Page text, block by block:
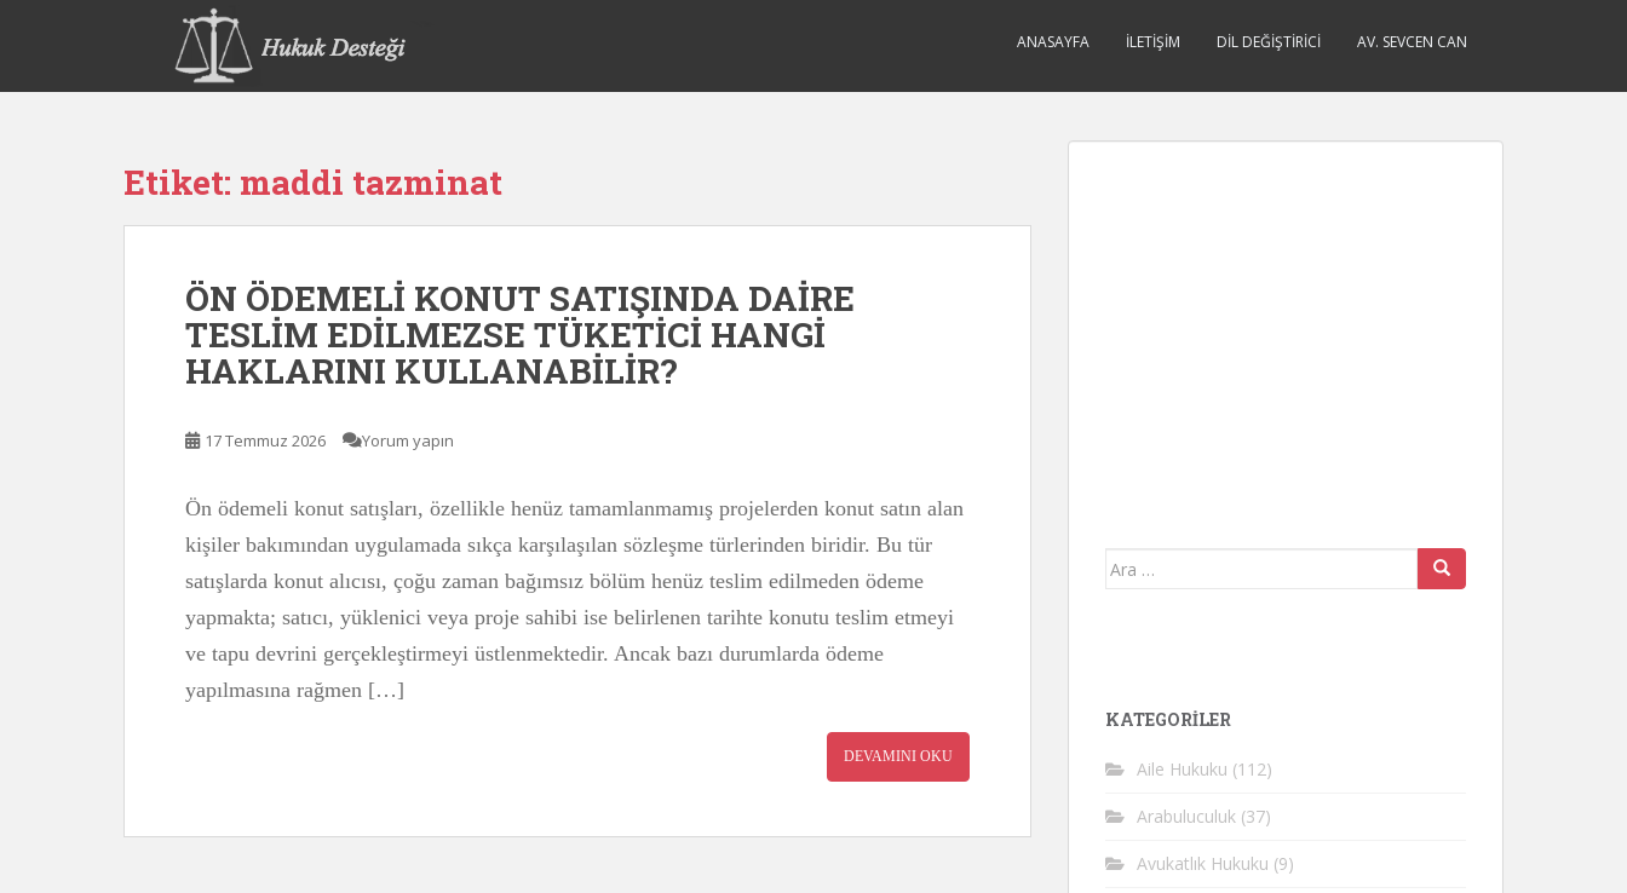
p
ANASAYFA İLETIŞIM DIL DEĞIŞTIRICI AV. SEVCEN CAN
Etiket: maddi tazminat
ÖN ÖDEMELİ KONUT SATIŞINDA DAİRE
TESLİM EDİLMEZSE TÜKETİCİ HANGİ
HAKLARINI KULLANABİLİR?
17 Temmuz 2026 Yorum yapın
Ön ödemeli konut satışları, özellikle henüz tamamlanmamış projelerden konut satın alan
kişiler bakımından uygulamada sıkça karşılaşılan sözleşme türlerinden biridir. Bu tür
satışlarda konut alıcısı, çoğu zaman bağımsız bölüm henüz teslim edilmeden ödeme
yapmakta; satıcı, yüklenici veya proje sahibi ise belirlenen tarihte konutu teslim etmeyi
ve tapu devrini gerçekleştirmeyi üstlenmektedir. Ancak bazı durumlarda ödeme
yapılmasına rağmen […]
DEVAMINI OKU
Arama
KATEGORİLER
Aile Hukuku (112)
Arabuluculuk (37)
Avukatlık Hukuku (9)